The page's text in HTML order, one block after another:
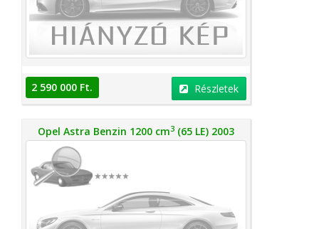
2 590 000 Ft. Részletek
Opel Astra Benzin 1200 cm3 (65 LE) 2003